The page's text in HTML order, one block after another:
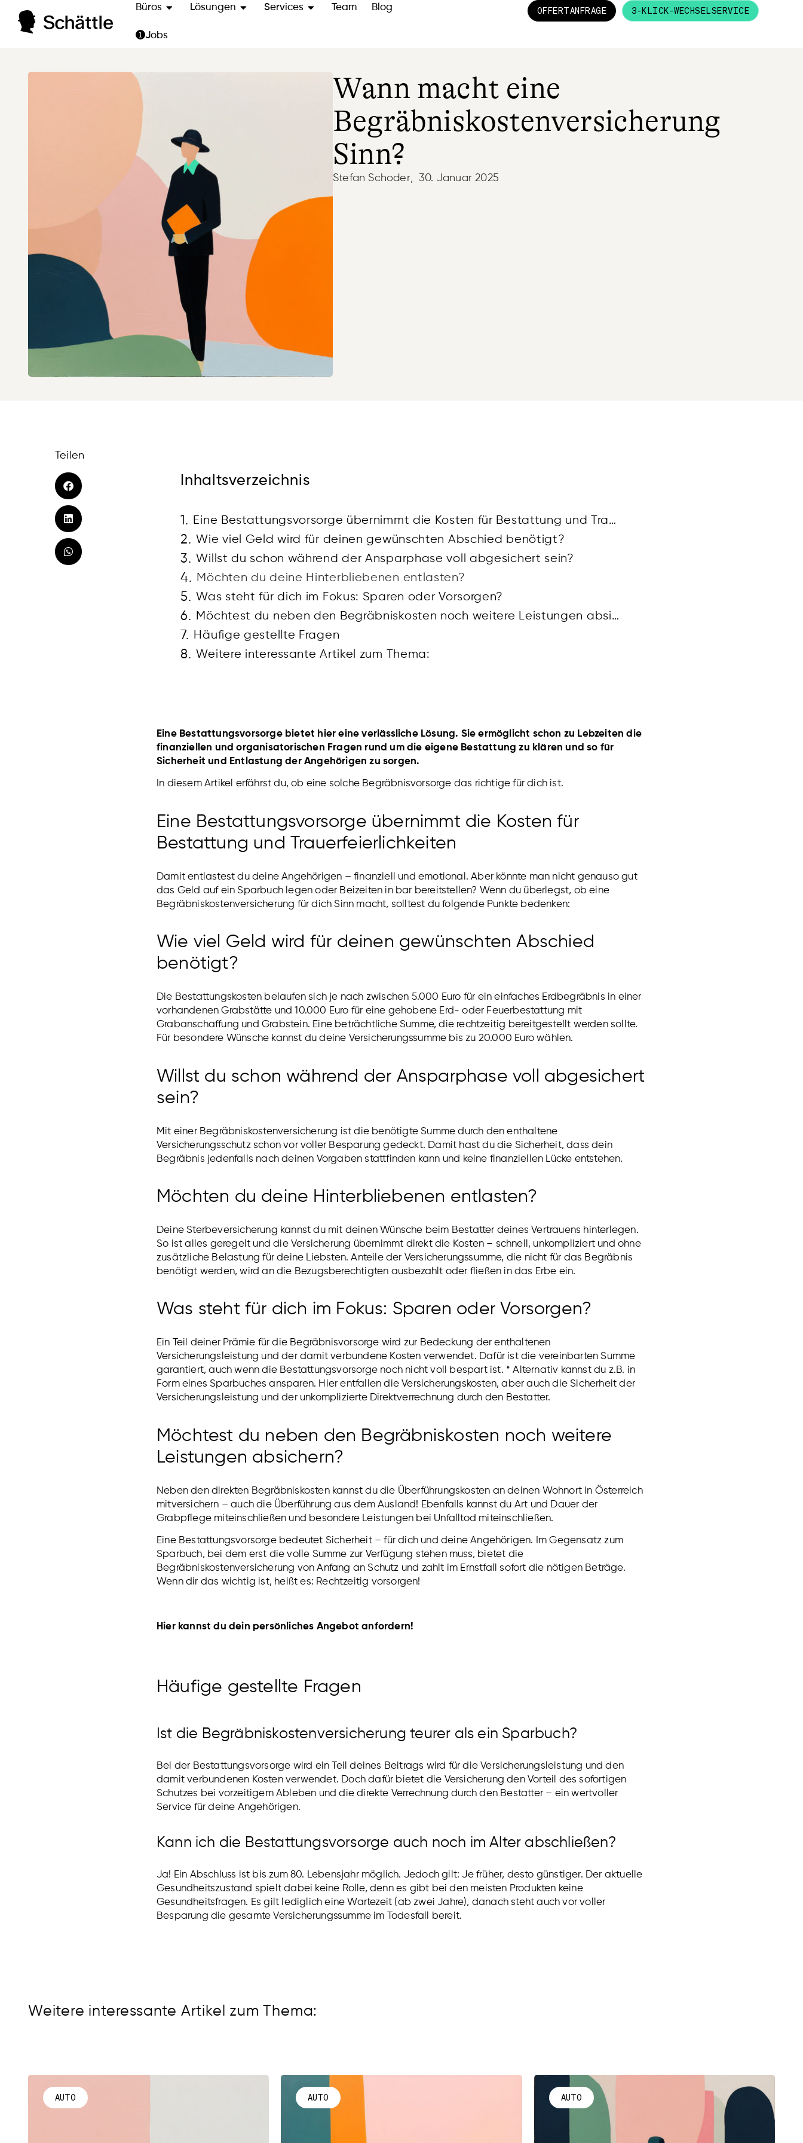
Büros Lösungen Services Team Blog
Jobs
OFFERTANFRAGE 3-KLICK-WECHSELSERVICE
Wann macht eine
Begräbniskostenversicherung
Sinn?
Stefan Schoder, 30. Januar 2025
Teilen
Inhaltsverzeichnis
Eine Bestattungsvorsorge übernimmt die Kosten für Bestattung und Trauerfeierlichkeiten
Wie viel Geld wird für deinen gewünschten Abschied benötigt?
Willst du schon während der Ansparphase voll abgesichert sein?
Möchten du deine Hinterbliebenen entlasten?
Was steht für dich im Fokus: Sparen oder Vorsorgen?
Möchtest du neben den Begräbniskosten noch weitere Leistungen absichern?
Häufige gestellte Fragen
Weitere interessante Artikel zum Thema:
Eine Bestattungsvorsorge bietet hier eine verlässliche Lösung. Sie ermöglicht schon zu Lebzeiten die
finanziellen und organisatorischen Fragen rund um die eigene Bestattung zu klären und so für
Sicherheit und Entlastung der Angehörigen zu sorgen.
In diesem Artikel erfährst du, ob eine solche Begräbnisvorsorge das richtige für dich ist.
Eine Bestattungsvorsorge übernimmt die Kosten für
Bestattung und Trauerfeierlichkeiten
Damit entlastest du deine Angehörigen – finanziell und emotional. Aber könnte man nicht genauso gut
das Geld auf ein Sparbuch legen oder Beizeiten in bar bereitstellen? Wenn du überlegst, ob eine
Begräbniskostenversicherung für dich Sinn macht, solltest du folgende Punkte bedenken:
Wie viel Geld wird für deinen gewünschten Abschied
benötigt?
Die Bestattungskosten belaufen sich je nach zwischen 5.000 Euro für ein einfaches Erdbegräbnis in einer
vorhandenen Grabstätte und 10.000 Euro für eine gehobene Erd- oder Feuerbestattung mit
Grabanschaffung und Grabstein. Eine beträchtliche Summe, die rechtzeitig bereitgestellt werden sollte.
Für besondere Wünsche kannst du deine Versicherungssumme bis zu 20.000 Euro wählen.
Willst du schon während der Ansparphase voll abgesichert
sein?
Mit einer Begräbniskostenversicherung ist die benötigte Summe durch den enthaltene
Versicherungsschutz schon vor voller Besparung gedeckt. Damit hast du die Sicherheit, dass dein
Begräbnis jedenfalls nach deinen Vorgaben stattfinden kann und keine finanziellen Lücke entstehen.
Möchten du deine Hinterbliebenen entlasten?
Deine Sterbeversicherung kannst du mit deinen Wünsche beim Bestatter deines Vertrauens hinterlegen.
So ist alles geregelt und die Versicherung übernimmt direkt die Kosten – schnell, unkompliziert und ohne
zusätzliche Belastung für deine Liebsten. Anteile der Versicherungssumme, die nicht für das Begräbnis
benötigt werden, wird an die Bezugsberechtigten ausbezahlt oder fließen in das Erbe ein.
Was steht für dich im Fokus: Sparen oder Vorsorgen?
Ein Teil deiner Prämie für die Begräbnisvorsorge wird zur Bedeckung der enthaltenen
Versicherungsleistung und der damit verbundene Kosten verwendet. Dafür ist die vereinbarten Summe
garantiert, auch wenn die Bestattungsvorsorge noch nicht voll bespart ist. * Alternativ kannst du z.B. in
Form eines Sparbuches ansparen. Hier entfallen die Versicherungskosten, aber auch die Sicherheit der
Versicherungsleistung und der unkomplizierte Direktverrechnung durch den Bestatter.
Möchtest du neben den Begräbniskosten noch weitere
Leistungen absichern?
Neben den direkten Begräbniskosten kannst du die Überführungskosten an deinen Wohnort in Österreich
mitversichern – auch die Überführung aus dem Ausland! Ebenfalls kannst du Art und Dauer der
Grabpflege miteinschließen und besondere Leistungen bei Unfalltod miteinschließen.
Eine Bestattungsvorsorge bedeutet Sicherheit – für dich und deine Angehörigen. Im Gegensatz zum
Sparbuch, bei dem erst die volle Summe zur Verfügung stehen muss, bietet die
Begräbniskostenversicherung von Anfang an Schutz und zahlt im Ernstfall sofort die nötigen Beträge.
Wenn dir das wichtig ist, heißt es: Rechtzeitig vorsorgen!
Hier kannst du dein persönliches Angebot anfordern!
Häufige gestellte Fragen
Ist die Begräbniskostenversicherung teurer als ein Sparbuch?
Bei der Bestattungsvorsorge wird ein Teil deines Beitrags wird für die Versicherungsleistung und den
damit verbundenen Kosten verwendet. Doch dafür bietet die Versicherung den Vorteil des sofortigen
Schutzes bei vorzeitigem Ableben und die direkte Verrechnung durch den Bestatter – ein wertvoller
Service für deine Angehörigen.
Kann ich die Bestattungsvorsorge auch noch im Alter abschließen?
Ja! Ein Abschluss ist bis zum 80. Lebensjahr möglich. Jedoch gilt: Je früher, desto günstiger. Der aktuelle
Gesundheitszustand spielt dabei keine Rolle, denn es gibt bei den meisten Produkten keine
Gesundheitsfragen. Es gilt lediglich eine Wartezeit (ab zwei Jahre), danach steht auch vor voller
Besparung die gesamte Versicherungssumme im Todesfall bereit.
Weitere interessante Artikel zum Thema:
AUTO AUTO AUTO